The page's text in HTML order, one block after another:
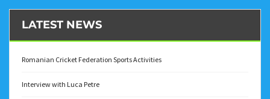
LATEST NEWS
Romanian Cricket Federation Sports Activities
Interview with Luca Petre